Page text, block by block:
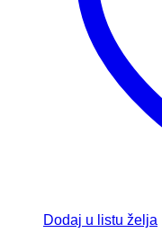
Dodaj u listu želja